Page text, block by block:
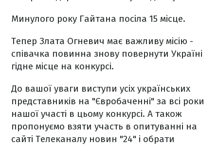
Минулого року Гайтана посіла 15 місце.
Тепер Злата Огневич має важливу місію -
співачка повинна знову повернути Україні
гідне місце на конкурсі.
До вашої уваги виступи усіх українських
представників на "Євробаченні" за всі роки
нашої участі в цьому конкурсі. А також
пропонуємо взяти участь в опитуванні на
сайті Телеканалу новин "24" і обрати